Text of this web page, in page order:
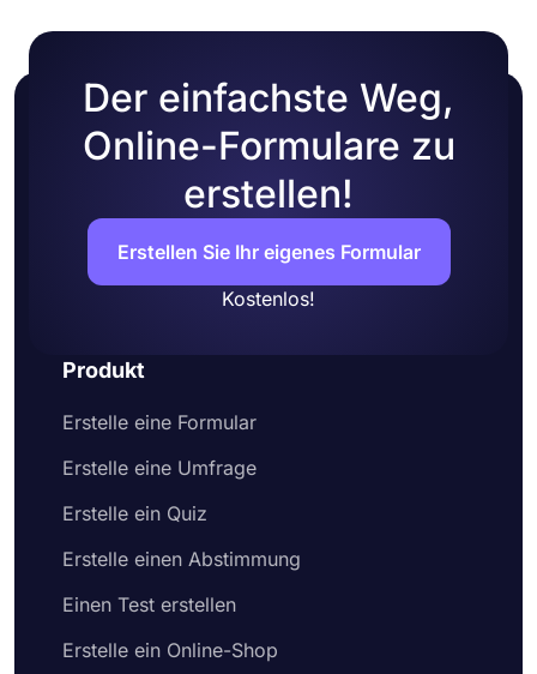
Der einfachste Weg,
Online-Formulare zu
erstellen!
Erstellen Sie Ihr eigenes Formular
Kostenlos!
Produkt
Erstelle eine Formular
Erstelle eine Umfrage
Erstelle ein Quiz
Erstelle einen Abstimmung
Einen Test erstellen
Erstelle ein Online-Shop